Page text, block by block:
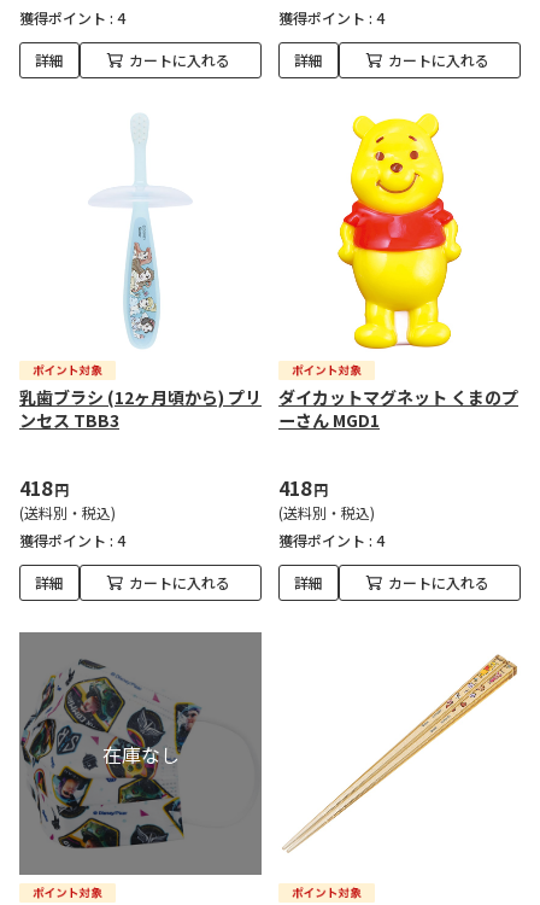
獲得ポイント : 4
詳細 カートに入れる
獲得ポイント : 4
詳細 カートに入れる
乳歯ブラシ (12ヶ月頃から) プリ
ンセス TBB3
418円
(送料別・税込)
獲得ポイント : 4
詳細 カートに入れる
ダイカットマグネット くまのプ
ーさん MGD1
418円
(送料別・税込)
獲得ポイント : 4
詳細 カートに入れる